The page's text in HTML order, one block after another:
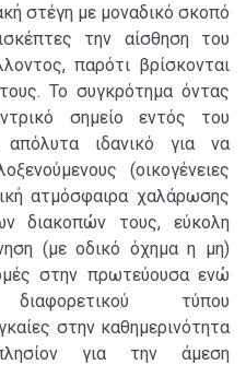
στέγη με μοναδικό σκοπό
την αίσθηση του
παρότι βρίσκονται
Το συγκρότημα όντας
σημείο εντός του
ιδανικό για να
(οικογένειες
ατμόσφαιρα χαλάρωσης
διακοπών τους, εύκολη
(με οδικό όχημα η μη)
στην πρωτεύουσα ενώ
τύπου
στην καθημερινότητα
για την άμεση